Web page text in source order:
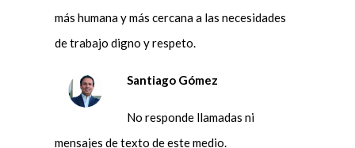
más humana y más cercana a las necesidades
de trabajo digno y respeto.
Santiago Gómez
No responde llamadas ni
mensajes de texto de este medio.